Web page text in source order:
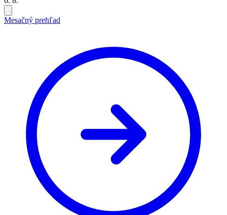
Mesačný prehľad